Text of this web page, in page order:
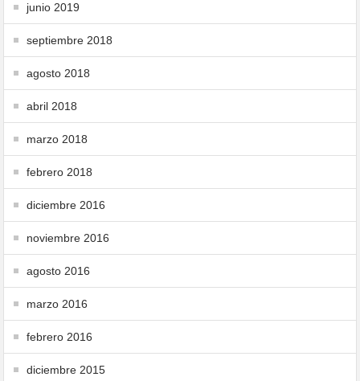
junio 2019
septiembre 2018
agosto 2018
abril 2018
marzo 2018
febrero 2018
diciembre 2016
noviembre 2016
agosto 2016
marzo 2016
febrero 2016
diciembre 2015